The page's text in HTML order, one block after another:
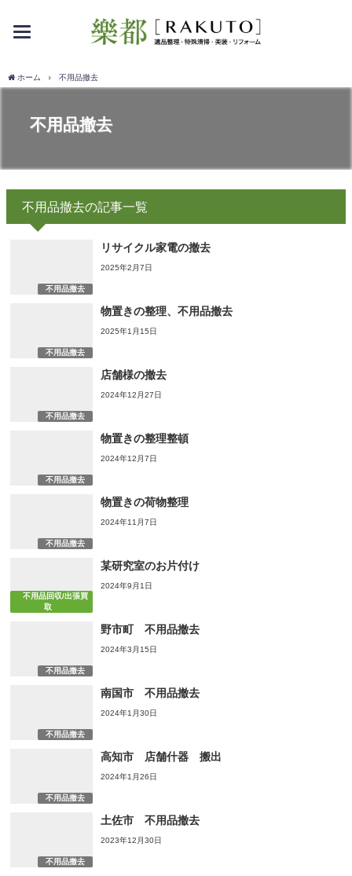
toggle
ホーム 不用品撤去
不用品撤去
不用品撤去の記事一覧
不用品撤去
リサイクル家電の撤去
2025年2月7日
不用品撤去
物置きの整理、不用品撤去
2025年1月15日
不用品撤去
店舗様の撤去
2024年12月27日
不用品撤去
物置きの整理整頓
2024年12月7日
不用品撤去
物置きの荷物整理
2024年11月7日
不用品回収/出張買
取
某研究室のお片付け
2024年9月1日
不用品撤去
野市町 不用品撤去
2024年3月15日
不用品撤去
南国市 不用品撤去
2024年1月30日
不用品撤去
高知市 店舗什器 搬出
2024年1月26日
不用品撤去
土佐市 不用品撤去
2023年12月30日